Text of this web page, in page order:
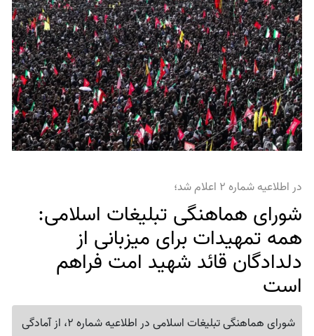
در اطلاعیه شماره ۲ اعلام شد؛
شورای هماهنگی تبلیغات اسلامی:
همه تمهیدات برای میزبانی از
دلدادگان قائد شهید امت فراهم
است
شورای هماهنگی تبلیغات اسلامی در اطلاعیه شماره 2، از آمادگی